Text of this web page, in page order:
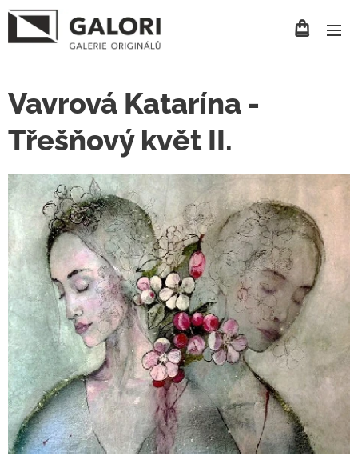
Vavrová Katarína -
Třešňový květ II.